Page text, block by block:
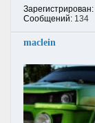
Зарегистрирован:
Сообщений: 134
maclein